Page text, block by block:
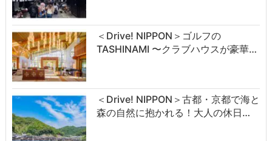
＜Drive! NIPPON＞ゴルフの
TASHINAMI 〜クラブハウスが豪華…
＜Drive! NIPPON＞古都・京都で海と
森の自然に抱かれる！大人の休日…